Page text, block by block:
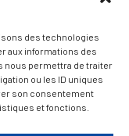
des technologies
aux informations des
nous permettra de traiter
ou les ID uniques
son consentement
et fonctions.